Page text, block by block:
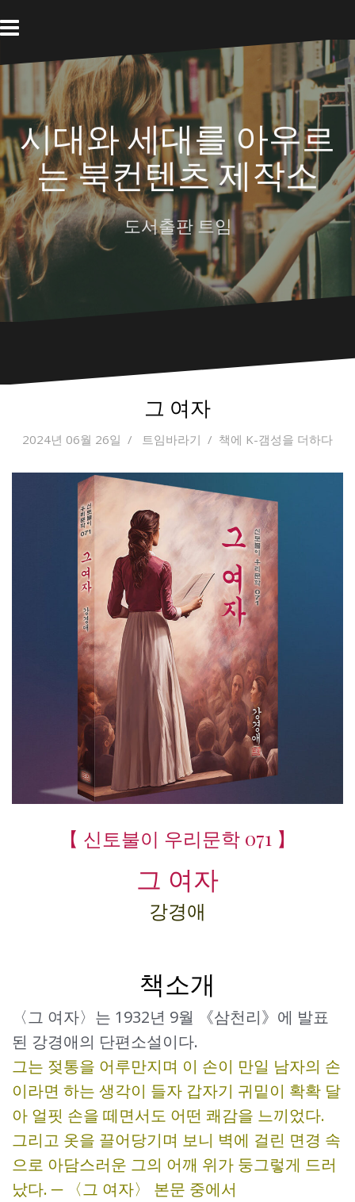
to
content
시대와 세대를 아우르
는 북컨텐츠 제작소
도서출판 트임
그 여자
2024년 06월 26일 트임바라기 책에 K-갬성을 더하다
【 신토불이 우리문학 071 】
그 여자
강경애
책소개
〈그 여자〉는 1932년 9월 《삼천리》에 발표
된 강경애의 단편소설이다.
그는 젖통을 어루만지며 이 손이 만일 남자의 손
이라면 하는 생각이 들자 갑자기 귀밑이 확확 달
아 얼핏 손을 떼면서도 어떤 쾌감을 느끼었다.
그리고 옷을 끌어당기며 보니 벽에 걸린 면경 속
으로 아담스러운 그의 어깨 위가 둥그렇게 드러
났다. ─ 〈그 여자〉 본문 중에서